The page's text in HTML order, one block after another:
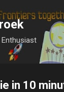
in 10